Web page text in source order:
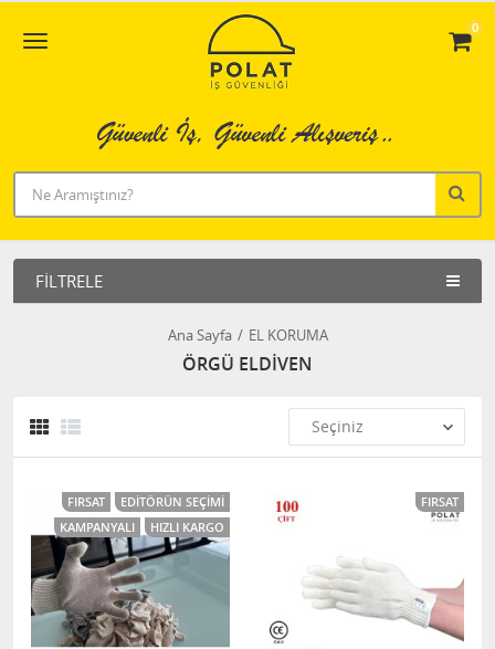
0
FILTRELE
Ana Sayfa EL KORUMA
ÖRGÜ ELDİVEN
FIRSAT
EDITÖRÜN SEÇIMI
KAMPANYALI
HIZLI KARGO
FIRSAT